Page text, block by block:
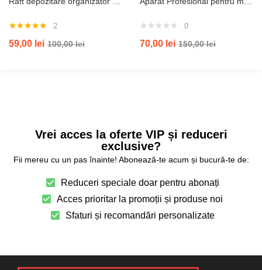
5.00din 5
2
59,00 lei 100,00lei
0
70,00 lei 150,00lei
Vrei acces la oferte VIP și reduceri
exclusive?
Fii mereu cu un pas înainte! Abonează-te acum și bucură-te de:
Reduceri speciale doar pentru abonați
Acces prioritar la promoții și produse noi
Sfaturi și recomandări personalizate